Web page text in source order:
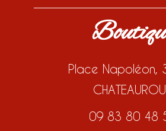
Place Napoléon,
09 83 80 48